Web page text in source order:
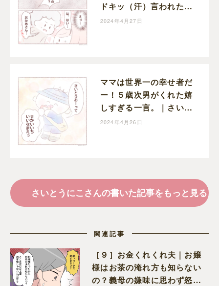
ドキッ（汗）言われた言
葉は・・長男の成長を感
2024年4月27日
ママは世界一の幸せ者だ
ー！５歳次男がくれた嬉
しすぎる一言。｜さいと
うにこの子育て絵日記
2024年4月26日
さいとうにこさんの書いた記事をもっと見る
関連記事
［９］お金くれくれ夫｜お嬢
様はお茶の淹れ方も知らない
の？義母の嫌味に思わず怒り